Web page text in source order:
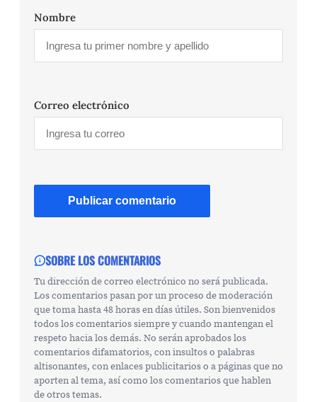
Nombre
Correo electrónico
SOBRE LOS COMENTARIOS
Tu dirección de correo electrónico no será publicada.
Los comentarios pasan por un proceso de moderación
que toma hasta 48 horas en días útiles. Son bienvenidos
todos los comentarios siempre y cuando mantengan el
respeto hacia los demás. No serán aprobados los
comentarios difamatorios, con insultos o palabras
altisonantes, con enlaces publicitarios o a páginas que no
aporten al tema, así como los comentarios que hablen
de otros temas.